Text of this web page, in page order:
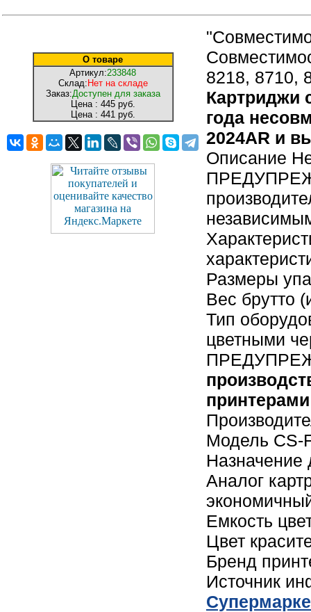
О товаре
Артикул:233848
Склад: Нет на складе
Заказ:Доступен для заказа
Цена : 445 руб.
Цена : 441 руб.
8218, 8710,
Картриджи
года
2024AR и
Описание
Размеры
Вес брутто
Тип
цветными
Модель CS-
Назначение
Аналог
Емкость
Цвет
Бренд
Источник